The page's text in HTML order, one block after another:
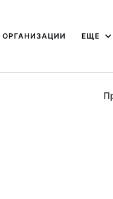
ОРГАНИЗАЦИИ ЕЩЕ